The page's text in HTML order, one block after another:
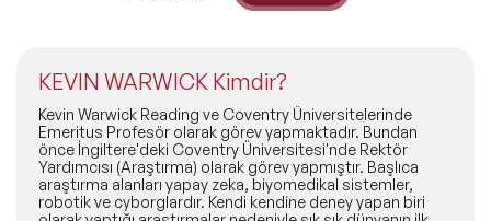
Exclusive Konuşmacılar
Tüm Konuşmacılar
Ünlü Konuşmacılar
İlham Veren Konuşmacılar
İlham Veren Kadın Konuşmacılar
Master Class Workshop
Akış Sunumu & Moderasyon
HAKKIMIZDA
Biz Kimiz?
BLOG
KEVIN WARWICK Kimdir?
Kevin Warwick Reading ve Coventry Üniversitelerinde
Emeritus Profesör olarak görev yapmaktadır. Bundan
önce İngiltere'deki Coventry Üniversitesi'nde Rektör
Yardımcısı (Araştırma) olarak görev yapmıştır. Başlıca
araştırma alanları yapay zeka, biyomedikal sistemler,
robotik ve cyborglardır. Kendi kendine deney yapan biri